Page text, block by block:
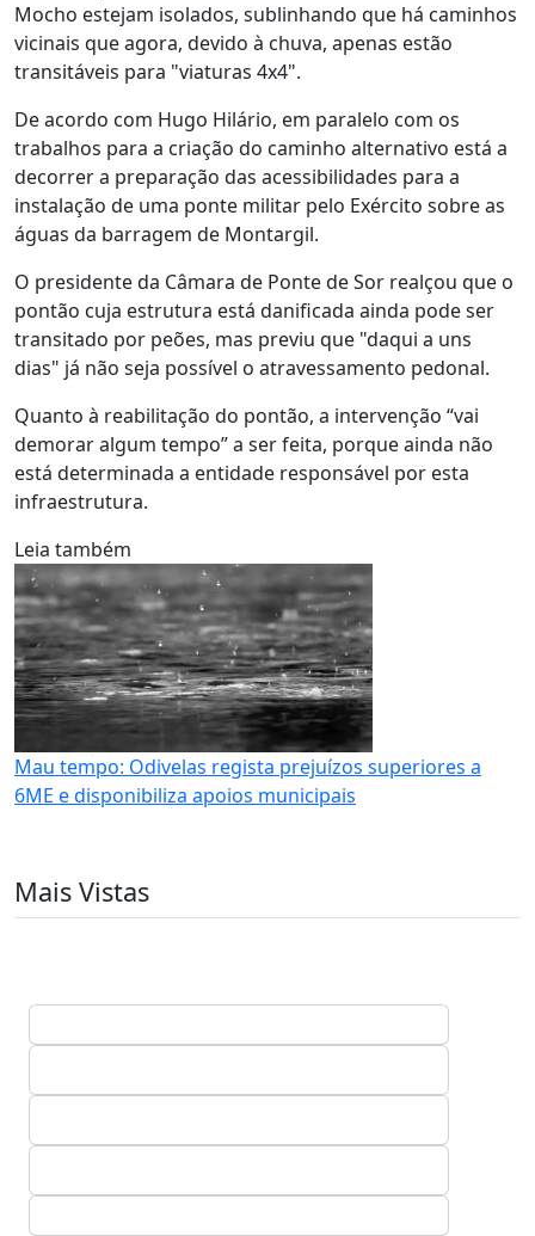
Mocho estejam isolados, sublinhando que há caminhos
vicinais que agora, devido à chuva, apenas estão
transitáveis para "viaturas 4x4".
De acordo com Hugo Hilário, em paralelo com os
trabalhos para a criação do caminho alternativo está a
decorrer a preparação das acessibilidades para a
instalação de uma ponte militar pelo Exército sobre as
águas da barragem de Montargil.
O presidente da Câmara de Ponte de Sor realçou que o
pontão cuja estrutura está danificada ainda pode ser
transitado por peões, mas previu que "daqui a uns
dias" já não seja possível o atravessamento pedonal.
Quanto à reabilitação do pontão, a intervenção “vai
demorar algum tempo” a ser feita, porque ainda não
está determinada a entidade responsável por esta
infraestrutura.
Leia também
Mau tempo: Odivelas regista prejuízos superiores a
6ME e disponibiliza apoios municipais
Mais Vistas